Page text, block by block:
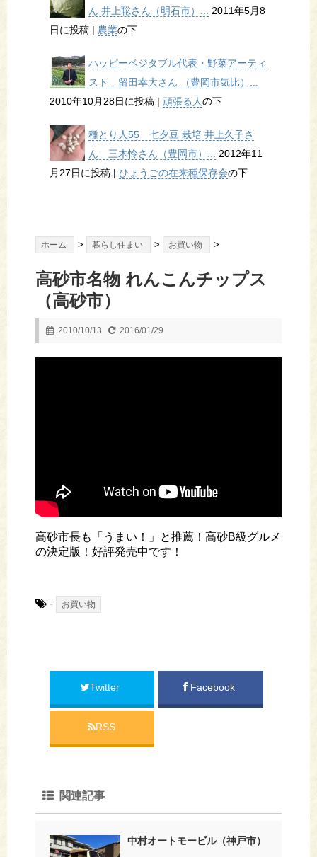
ん 井上聡さん（明石市）... 2011年5月8
日に投稿 | 農業の下
ハッピーベジタブル代表・野菜アーティ
スト 留田幸大さん （豊岡市気比）...
2010年10月28日に投稿 | 頑張る人の下
種とり人55 七夕豆 栽培 井上久子さ
ん 三木怜さん（豊岡市）... 2012年11
月27日に投稿 | ひょうごの在来種保存会の下
ホーム > 暮らし住まい > お買い物 >
高砂市名物 れんこんチップス
（高砂市）
2010/10/13 2016/01/29
高砂市長も「うまい！」と推薦！高砂B級グルメ
の決定版！好評発売中です！
- お買い物
Twitter Facebook
RSS
関連記事
中村オートモービル（神戸市）